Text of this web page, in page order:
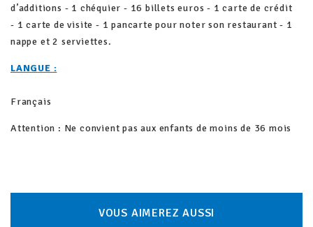
d’additions - 1 chéquier - 16 billets euros - 1 carte de crédit
- 1 carte de visite - 1 pancarte pour noter son restaurant - 1
nappe et 2 serviettes.
LANGUE :
Français
Attention : Ne convient pas aux enfants de moins de 36 mois
VOUS AIMEREZ AUSSI